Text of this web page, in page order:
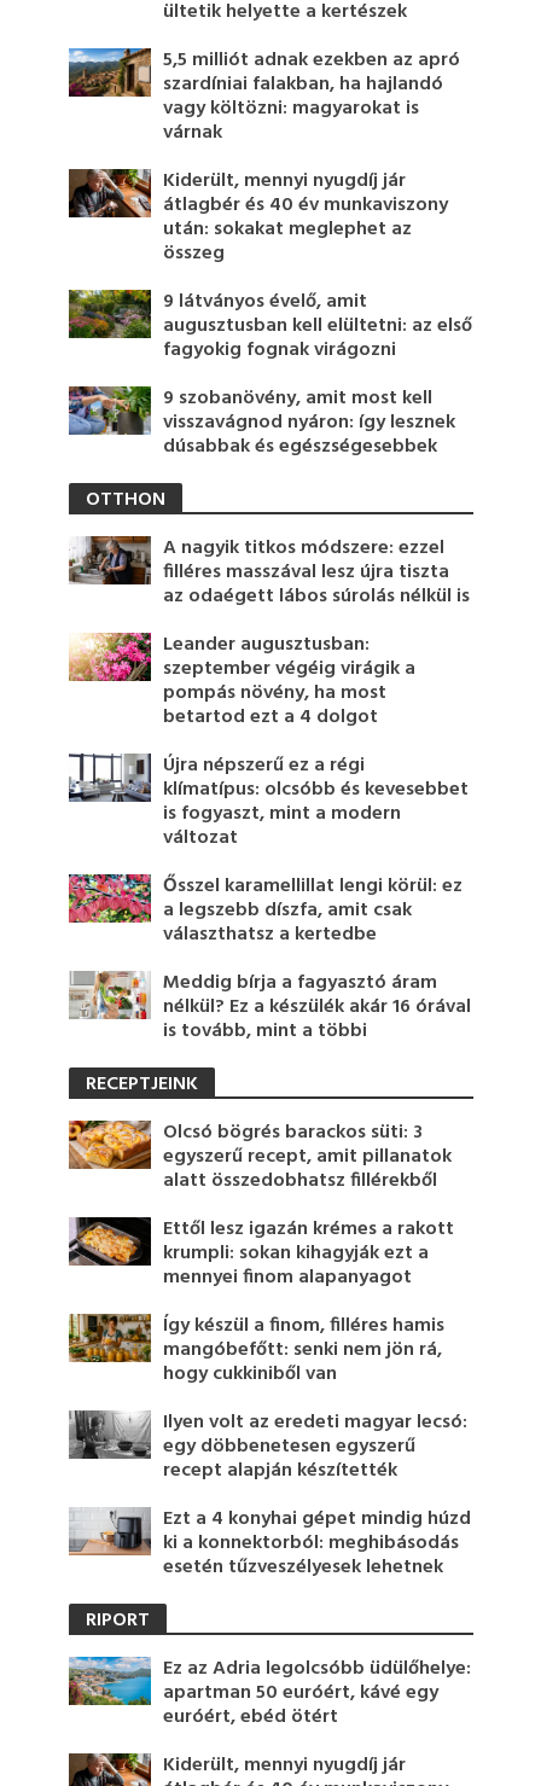
ültetik helyette a kertészek
5,5 milliót adnak ezekben az apró
szardíniai falakban, ha hajlandó
vagy költözni: magyarokat is
várnak
Kiderült, mennyi nyugdíj jár
átlagbér és 40 év munkaviszony
után: sokakat meglephet az
összeg
9 látványos évelő, amit
augusztusban kell elültetni: az első
fagyokig fognak virágozni
9 szobanövény, amit most kell
visszavágnod nyáron: így lesznek
dúsabbak és egészségesebbek
OTTHON
A nagyik titkos módszere: ezzel
filléres masszával lesz újra tiszta
az odaégett lábos súrolás nélkül is
Leander augusztusban:
szeptember végéig virágik a
pompás növény, ha most
betartod ezt a 4 dolgot
Újra népszerű ez a régi
klímatípus: olcsóbb és kevesebbet
is fogyaszt, mint a modern
változat
Ősszel karamellillat lengi körül: ez
a legszebb díszfa, amit csak
választhatsz a kertedbe
Meddig bírja a fagyasztó áram
nélkül? Ez a készülék akár 16 órával
is tovább, mint a többi
RECEPTJEINK
Olcsó bögrés barackos süti: 3
egyszerű recept, amit pillanatok
alatt összedobhatsz fillérekből
Ettől lesz igazán krémes a rakott
krumpli: sokan kihagyják ezt a
mennyei finom alapanyagot
Így készül a finom, filléres hamis
mangóbefőtt: senki nem jön rá,
hogy cukkiniből van
Ilyen volt az eredeti magyar lecsó:
egy döbbenetesen egyszerű
recept alapján készítették
Ezt a 4 konyhai gépet mindig húzd
ki a konnektorból: meghibásodás
esetén tűzveszélyesek lehetnek
RIPORT
Ez az Adria legolcsóbb üdülőhelye:
apartman 50 euróért, kávé egy
euróért, ebéd ötért
Kiderült, mennyi nyugdíj jár